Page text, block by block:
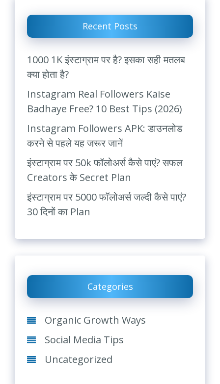
Recent Posts
1000 1K इंस्टाग्राम पर है? इसका सही मतलब
क्या होता है?
Instagram Real Followers Kaise
Badhaye Free? 10 Best Tips (2026)
Instagram Followers APK: डाउनलोड
करने से पहले यह जरूर जानें
इंस्टाग्राम पर 50k फॉलोअर्स कैसे पाएं? सफल
Creators के Secret Plan
इंस्टाग्राम पर 5000 फॉलोअर्स जल्दी कैसे पाएं?
30 दिनों का Plan
Categories
Organic Growth Ways
Social Media Tips
Uncategorized